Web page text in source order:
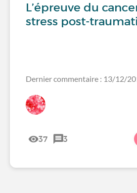
L’épreuve du
stress post-
Dernier commentaire : 13/12/
37 3